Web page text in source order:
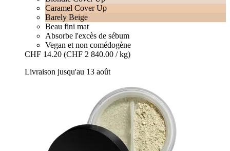
Caramel Cover Up
Barely Beige
Beau fini mat
Absorbe l'excès de sébum
Vegan et non comédogène
CHF 14.20 (CHF 2 840.00 / kg)
Livraison jusqu'au 13 août